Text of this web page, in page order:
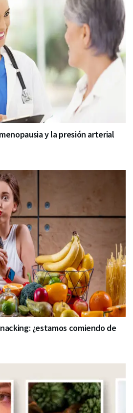
y la presión arterial
¿estamos comiendo de